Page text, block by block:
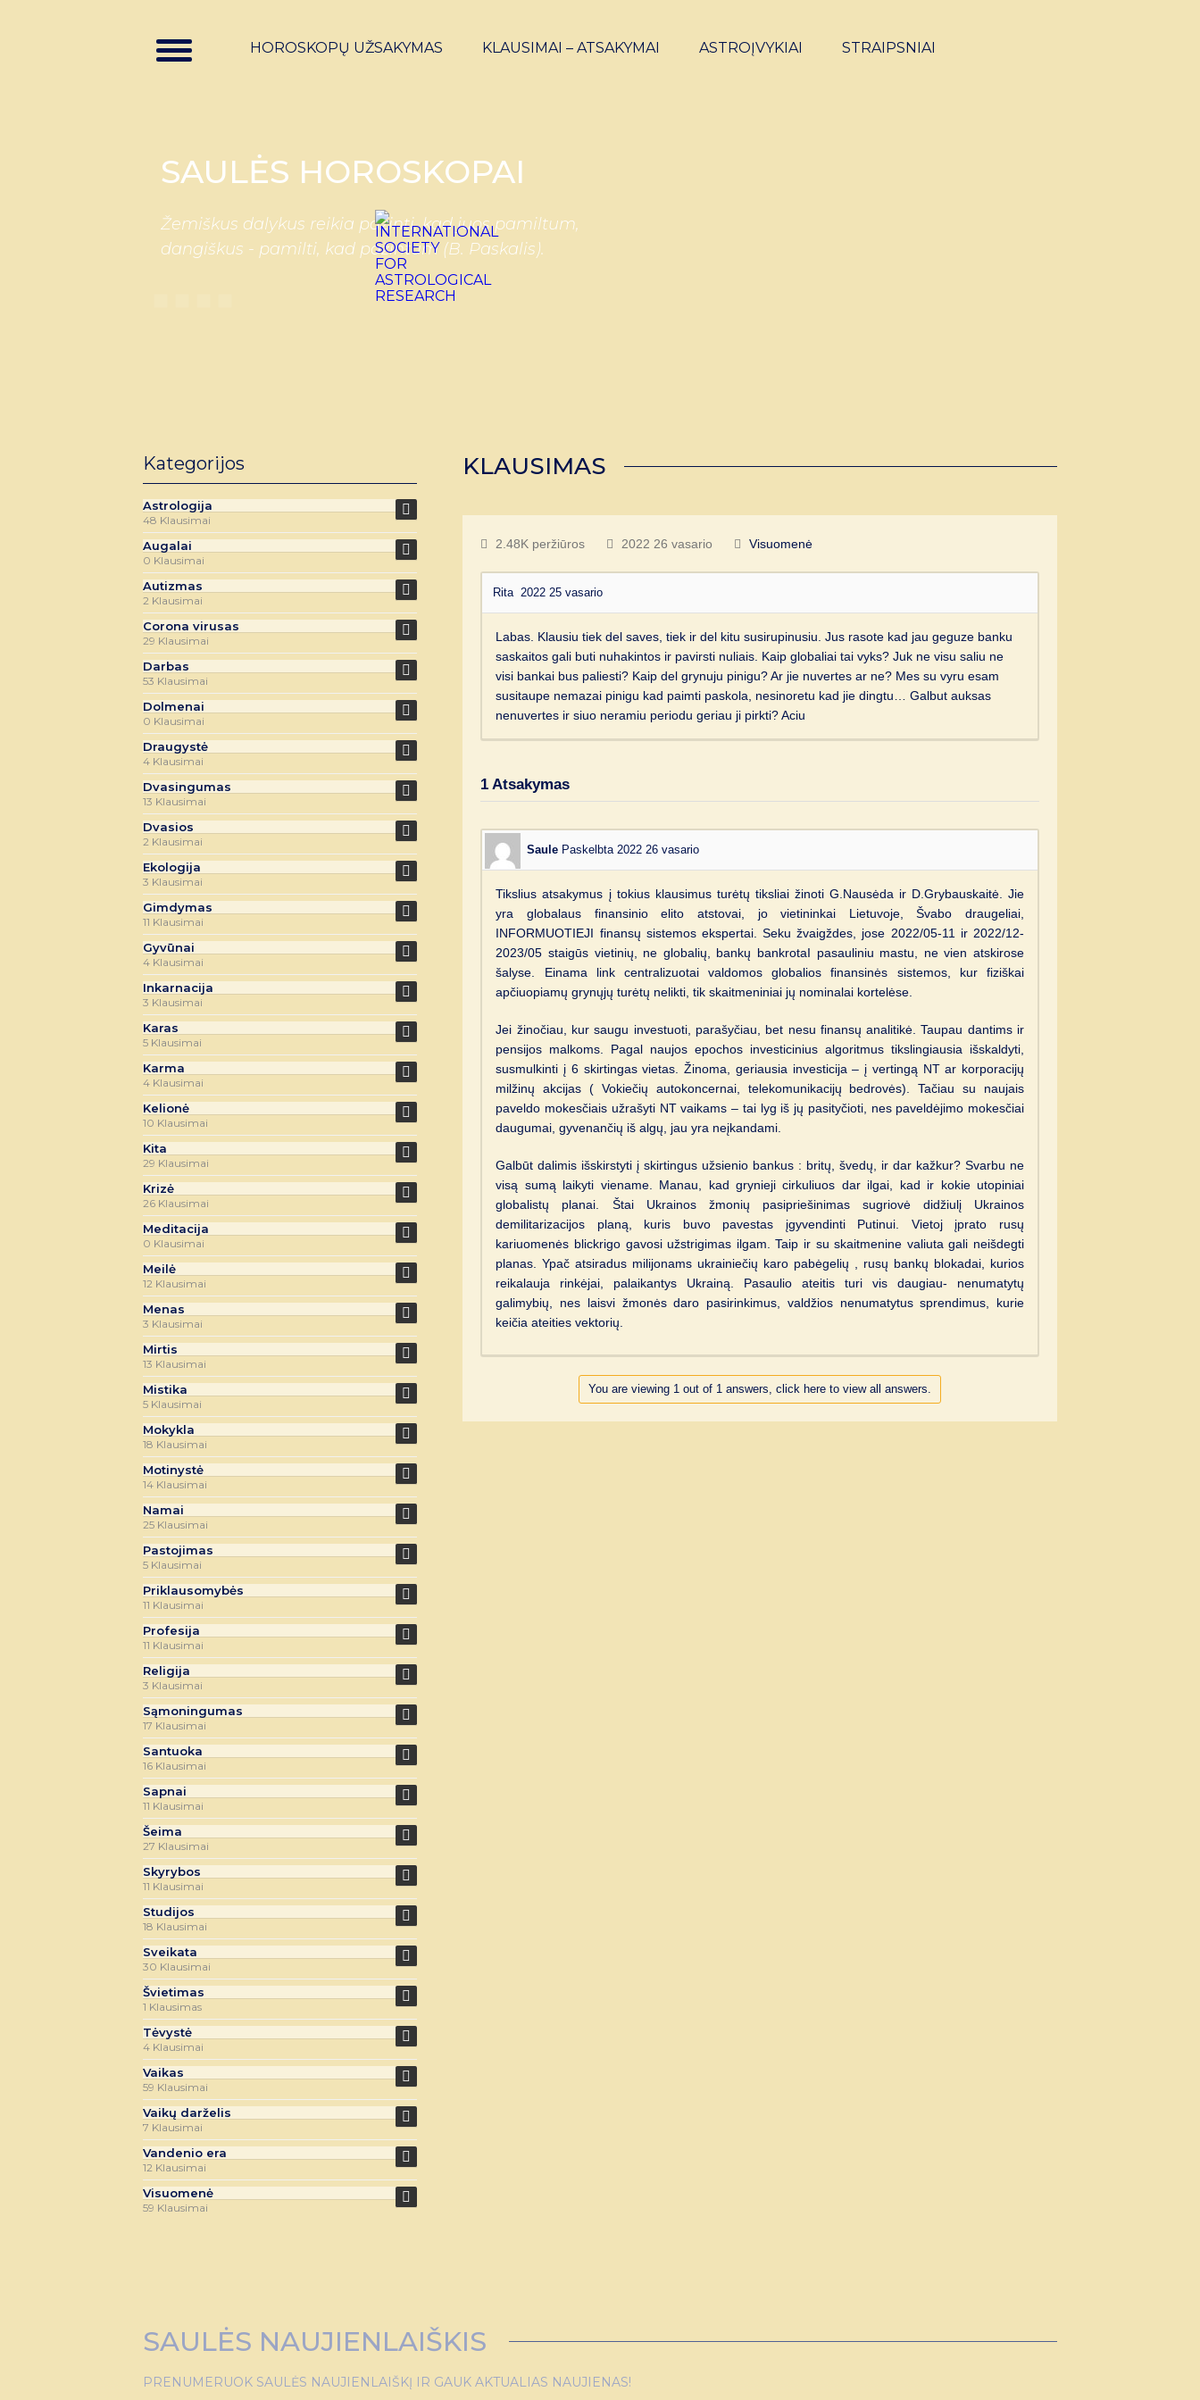
HOROSKOPŲ UŽSAKYMAS KLAUSIMAI – ATSAKYMAI ASTROĮVYKIAI STRAIPSNIAI
SAULĖS HOROSKOPAI
Žemiškus dalykus reikia pažinti, kad juos pamiltum,
dangiškus - pamilti, kad pažintum (B. Paskalis).
KLAUSIMAS
2.48K peržiūros 2022 26 vasario Visuomenė
Rita2022 25 vasario
Labas. Klausiu tiek del saves, tiek ir del kitu susirupinusiu. Jus rasote kad jau geguze banku
saskaitos gali buti nuhakintos ir pavirsti nuliais. Kaip globaliai tai vyks? Juk ne visu saliu ne
visi bankai bus paliesti? Kaip del grynuju pinigu? Ar jie nuvertes ar ne? Mes su vyru esam
susitaupe nemazai pinigu kad paimti paskola, nesinoretu kad jie dingtu… Galbut auksas
nenuvertes ir siuo neramiu periodu geriau ji pirkti? Aciu
1 Atsakymas
Saule Paskelbta 2022 26 vasario
Tikslius atsakymus į tokius klausimus turėtų tiksliai žinoti G.Nausėda ir D.Grybauskaitė. Jie
yra globalaus finansinio elito atstovai, jo vietininkai Lietuvoje, Švabo draugeliai,
INFORMUOTIEJI finansų sistemos ekspertai. Seku žvaigždes, jose 2022/05-11 ir 2022/12-
2023/05 staigūs vietinių, ne globalių, bankų bankrotaI pasauliniu mastu, ne vien atskirose
šalyse. Einama link centralizuotai valdomos globalios finansinės sistemos, kur fiziškai
apčiuopiamų grynųjų turėtų nelikti, tik skaitmeniniai jų nominalai kortelėse.
Jei žinočiau, kur saugu investuoti, parašyčiau, bet nesu finansų analitikė. Taupau dantims ir
pensijos malkoms. Pagal naujos epochos investicinius algoritmus tikslingiausia išskaldyti,
susmulkinti į 6 skirtingas vietas. Žinoma, geriausia investicija – į vertingą NT ar korporacijų
milžinų akcijas ( Vokiečių autokoncernai, telekomunikacijų bedrovės). Tačiau su naujais
paveldo mokesčiais užrašyti NT vaikams – tai lyg iš jų pasityčioti, nes paveldėjimo mokesčiai
daugumai, gyvenančių iš algų, jau yra neįkandami.
Galbūt dalimis išskirstyti į skirtingus užsienio bankus : britų, švedų, ir dar kažkur? Svarbu ne
visą sumą laikyti viename. Manau, kad grynieji cirkuliuos dar ilgai, kad ir kokie utopiniai
globalistų planai. Štai Ukrainos žmonių pasipriešinimas sugriovė didžiulį Ukrainos
demilitarizacijos planą, kuris buvo pavestas įgyvendinti Putinui. Vietoj įprato rusų
kariuomenės blickrigo gavosi užstrigimas ilgam. Taip ir su skaitmenine valiuta gali neišdegti
planas. Ypač atsiradus milijonams ukrainiečių karo pabėgelių , rusų bankų blokadai, kurios
reikalauja rinkėjai, palaikantys Ukrainą. Pasaulio ateitis turi vis daugiau- nenumatytų
galimybių, nes laisvi žmonės daro pasirinkimus, valdžios nenumatytus sprendimus, kurie
keičia ateities vektorių.
You are viewing 1 out of 1 answers, click here to view all answers.
Kategorijos
Astrologija
48 Klausimai
Augalai
0 Klausimai
Autizmas
2 Klausimai
Corona virusas
29 Klausimai
Darbas
53 Klausimai
Dolmenai
0 Klausimai
Draugystė
4 Klausimai
Dvasingumas
13 Klausimai
Dvasios
2 Klausimai
Ekologija
3 Klausimai
Gimdymas
11 Klausimai
Gyvūnai
4 Klausimai
Inkarnacija
3 Klausimai
Karas
5 Klausimai
Karma
4 Klausimai
Kelionė
10 Klausimai
Kita
29 Klausimai
Krizė
26 Klausimai
Meditacija
0 Klausimai
Meilė
12 Klausimai
Menas
3 Klausimai
Mirtis
13 Klausimai
Mistika
5 Klausimai
Mokykla
18 Klausimai
Motinystė
14 Klausimai
Namai
25 Klausimai
Pastojimas
5 Klausimai
Priklausomybės
11 Klausimai
Profesija
11 Klausimai
Religija
3 Klausimai
Sąmoningumas
17 Klausimai
Santuoka
16 Klausimai
Sapnai
11 Klausimai
Šeima
27 Klausimai
Skyrybos
11 Klausimai
Studijos
18 Klausimai
Sveikata
30 Klausimai
Švietimas
1 Klausimas
Tėvystė
4 Klausimai
Vaikas
59 Klausimai
Vaikų darželis
7 Klausimai
Vandenio era
12 Klausimai
Visuomenė
59 Klausimai
SAULĖS NAUJIENLAIŠKIS
PRENUMERUOK SAULĖS NAUJIENLAIŠKĮ IR GAUK AKTUALIAS NAUJIENAS!